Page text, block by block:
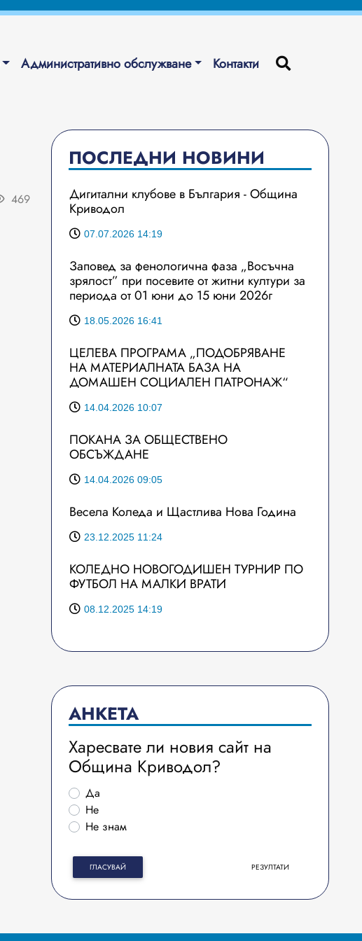
Административно обслужване Контакти
469
ПОСЛЕДНИ НОВИНИ
Дигитални клубове в България - Община
Криводол
07.07.2026 14:19
Заповед за фенологична фаза „Восъчна
зрялост” при посевите от житни култури за
периода от 01 юни до 15 юни 2026г
18.05.2026 16:41
ЦЕЛЕВА ПРОГРАМА „ПОДОБРЯВАНЕ
НА МАТЕРИАЛНАТА БАЗА НА
ДОМАШЕН СОЦИАЛЕН ПАТРОНАЖ“
14.04.2026 10:07
ПОКАНА ЗА ОБЩЕСТВЕНО
ОБСЪЖДАНЕ
14.04.2026 09:05
Весела Коледа и Щастлива Нова Година
23.12.2025 11:24
КОЛЕДНО НОВОГОДИШЕН ТУРНИР ПО
ФУТБОЛ НА МАЛКИ ВРАТИ
08.12.2025 14:19
АНКЕТА
Харесвате ли новия сайт на
Община Криводол?
Да
Не
Не знам
ГЛАСУВАЙ РЕЗУЛТАТИ